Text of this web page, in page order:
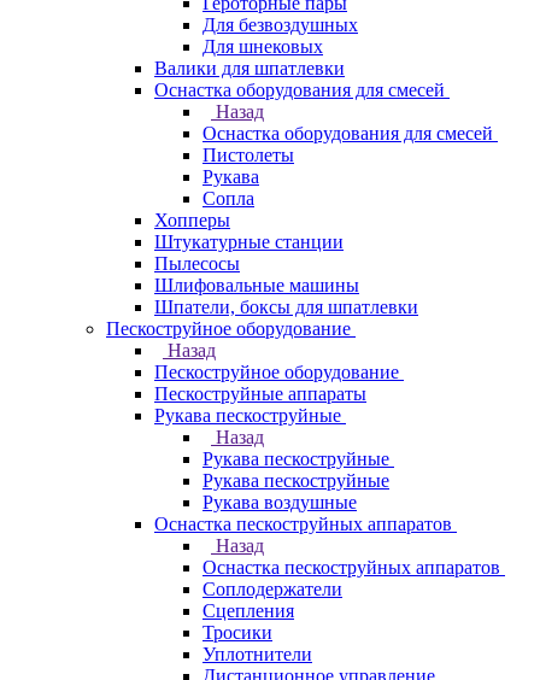
Для безвоздушных
Для шнековых
Валики для шпатлевки
Оснастка оборудования для смесей
Назад
Оснастка оборудования для смесей
Пистолеты
Рукава
Сопла
Хопперы
Штукатурные станции
Пылесосы
Шлифовальные машины
Шпатели, боксы для шпатлевки
Пескоструйное оборудование
Назад
Пескоструйное оборудование
Пескоструйные аппараты
Рукава пескоструйные
Назад
Рукава пескоструйные
Рукава пескоструйные
Рукава воздушные
Оснастка пескоструйных аппаратов
Назад
Оснастка пескоструйных аппаратов
Соплодержатели
Сцепления
Тросики
Уплотнители
Дистанционное управление